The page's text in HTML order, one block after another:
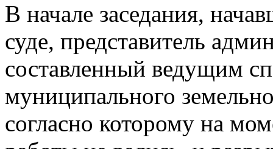
В начале заседания,
суде, представитель
составленный ведущим
муниципального
согласно которому на